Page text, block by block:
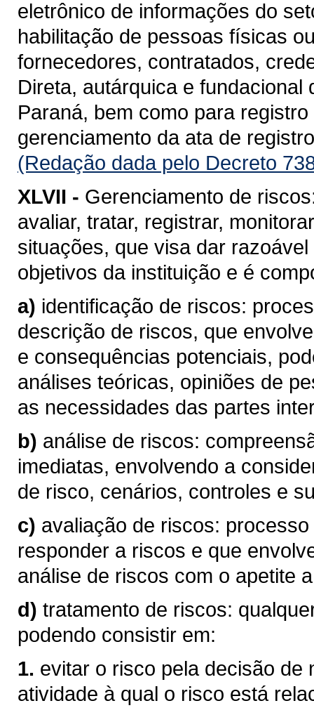
eletrônico de informações do
habilitação de pessoas físicas
fornecedores, contratados,
Direta, autárquica e
Paraná, bem como para
gerenciamento da ata de
(Redação dada pelo Decreto
XLVII - Gerenciamento de
avaliar, tratar, registrar,
situações, que visa dar
objetivos da instituição e é
a) identificação de riscos:
descrição de riscos, que
e consequências potenciais,
análises teóricas, opiniões de
as necessidades das partes
b) análise de riscos:
imediatas, envolvendo a
de risco, cenários, controles e
c) avaliação de riscos:
responder a riscos e que
análise de riscos com o apetite
d) tratamento de riscos:
podendo consistir em:
1. evitar o risco pela decisão de
atividade à qual o risco está